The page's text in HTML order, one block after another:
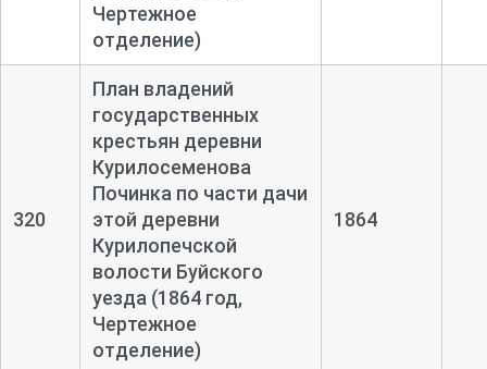
Чертежное
отделение)
320
План владений
государственных
крестьян деревни
Курилосеменова
Починка по части дачи
этой деревни
Курилопечской
волости Буйского
уезда (1864 год,
Чертежное
отделение)
1864